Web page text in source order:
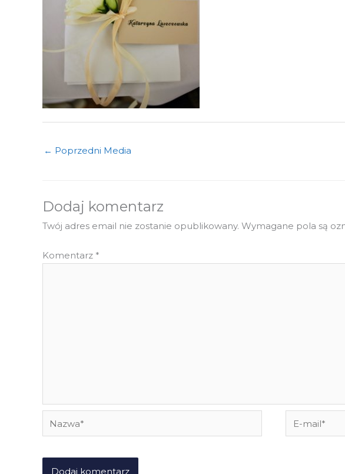
← Poprzedni Media
Dodaj komentarz
Twój adres email nie zostanie opublikowany. Wymagane pola są
Komentarz *
Nazwa*
E-
mail*